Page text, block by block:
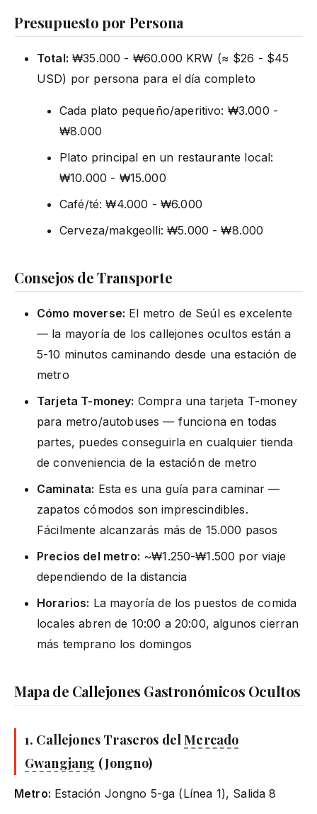
Presupuesto por Persona
Total: ₩35.000 - ₩60.000 KRW (≈ $26 - $45
USD) por persona para el día completo
Cada plato pequeño/aperitivo: ₩3.000 -
₩8.000
Plato principal en un restaurante local:
₩10.000 - ₩15.000
Café/té: ₩4.000 - ₩6.000
Cerveza/makgeolli: ₩5.000 - ₩8.000
Consejos de Transporte
Cómo moverse: El metro de Seúl es excelente
— la mayoría de los callejones ocultos están a
5-10 minutos caminando desde una estación de
metro
Tarjeta T-money: Compra una tarjeta T-money
para metro/autobuses — funciona en todas
partes, puedes conseguirla en cualquier tienda
de conveniencia de la estación de metro
Caminata: Esta es una guía para caminar —
zapatos cómodos son imprescindibles.
Fácilmente alcanzarás más de 15.000 pasos
Precios del metro: ~₩1.250-₩1.500 por viaje
dependiendo de la distancia
Horarios: La mayoría de los puestos de comida
locales abren de 10:00 a 20:00, algunos cierran
más temprano los domingos
Mapa de Callejones Gastronómicos Ocultos
1. Callejones Traseros delMercado
Gwangjang (Jongno)
Metro: Estación Jongno 5-ga (Línea 1), Salida 8